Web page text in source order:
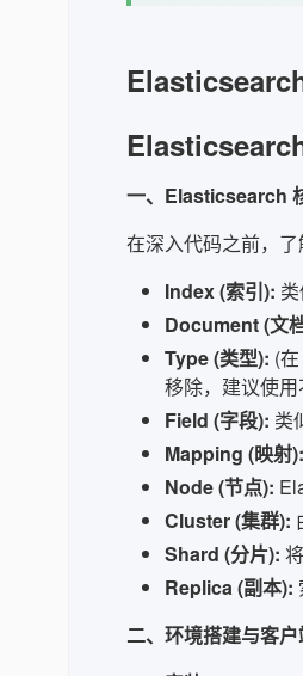
一、Elasticsearch
在深入代码之前，了
Index (索引):
Document (文
Type (类型): (
移除，建议使用
Field (字段): 类
Mapping (映射):
Node (节点):
Cluster (集群):
Shard (分片):
Replica (副本):
二、环境搭建与客